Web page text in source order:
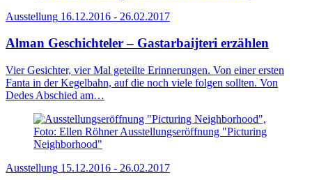
Ausstellung 16.12.2016 - 26.02.2017
Alman Geschichteler – Gastarbaijteri erzählen
Vier Gesichter, vier Mal geteilte Erinnerungen. Von einer ersten
Fanta in der Kegelbahn, auf die noch viele folgen sollten. Von
Dedes Abschied am…
Ausstellung 15.12.2016 - 26.02.2017